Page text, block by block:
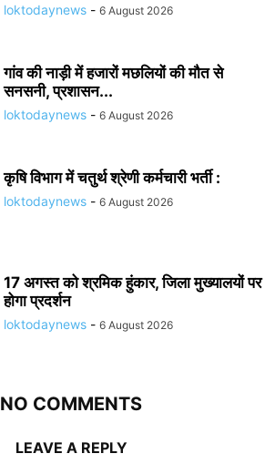
loktodaynews - 6 August 2026
गांव की नाड़ी में हजारों मछलियों की मौत से
सनसनी, प्रशासन...
loktodaynews - 6 August 2026
कृषि विभाग में चतुर्थ श्रेणी कर्मचारी भर्ती :
loktodaynews - 6 August 2026
17 अगस्त को श्रमिक हुंकार, जिला मुख्यालयों पर
होगा प्रदर्शन
loktodaynews - 6 August 2026
NO COMMENTS
LEAVE A REPLY